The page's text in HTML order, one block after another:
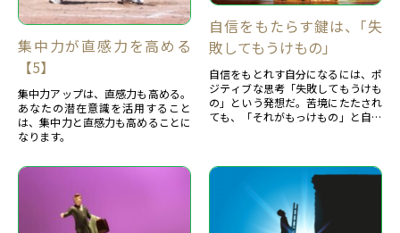
集中力が直感力を高める
【5】
集中力アップは、直感力も高める。
あなたの潜在意識を活用すること
は、集中力と直感力も高めることに
なります。
自信をもたらす鍵は、｢失
敗してもうけもの」
自信をもとれす自分になるには、ポ
ジティブな思考「失敗してもうけも
の」という発想だ。苦境にたたされ
ても、「それがもっけもの」と自然
てる人の３つの力を紹介します。